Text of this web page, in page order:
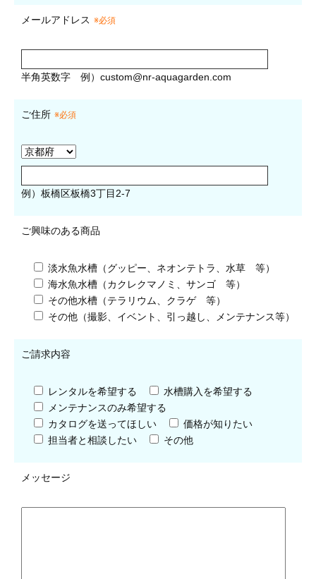
メールアドレス ※必須
半角英数字 例） custom@nr-aquagarden.com
ご住所 ※必須
例）板橋区板橋3丁目2-7
ご興味のある商品
淡水魚水槽（グッピー、ネオンテトラ、水草 等）
海水魚水槽（カクレクマノミ、サンゴ 等）
その他水槽（テラリウム、クラゲ 等）
その他（撮影、イベント、引っ越し、メンテナンス等）
ご請求内容
レンタルを希望する
水槽購入を希望する
メンテナンスのみ希望する
カタログを送ってほしい
価格が知りたい
担当者と相談したい
その他
メッセージ